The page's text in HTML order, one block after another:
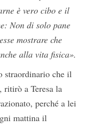
è vero cibo e il
Non di solo pane
mostrare che
alla vita fisica».
straordinario che il
a Teresa la
perché a lei
mattina il